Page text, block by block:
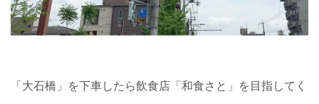
「大石橋」を下車したら飲食店「和食さと」を目指してく